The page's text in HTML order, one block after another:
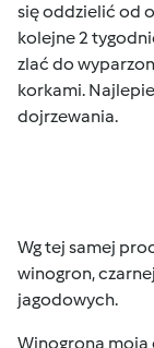
się oddzielić od
kolejne 2
zlać do
korkami.
dojrzewania.
Wg tej samej
winogron,
jagodowych.
Winogrona moja